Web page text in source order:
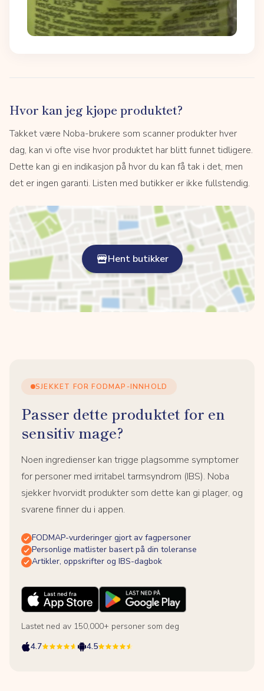
Hvor kan jeg kjøpe produktet?
Takket være Noba-brukere som scanner produkter hver
dag, kan vi ofte vise hvor produktet har blitt funnet tidligere.
Dette kan gi en indikasjon på hvor du kan få tak i det, men
det er ingen garanti. Listen med butikker er ikke fullstendig.
Hent butikker
SJEKKET FOR FODMAP-INNHOLD
Passer dette produktet for en
sensitiv mage?
Noen ingredienser kan trigge plagsomme symptomer
for personer med irritabel tarmsyndrom (IBS). Noba
sjekker hvorvidt produkter som dette kan gi plager, og
svarene finner du i appen.
FODMAP-vurderinger gjort av fagpersoner
Personlige matlister basert på din toleranse
Artikler, oppskrifter og IBS-dagbok
Lastet ned av 150,000+ personer som deg
4.7
4.5